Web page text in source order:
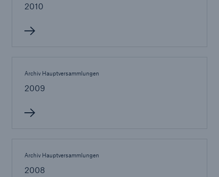
2010
Archiv Hauptversammlungen
2009
Archiv Hauptversammlungen
2008
MIRA Digital Suite